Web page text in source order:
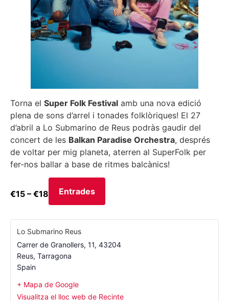
Torna el Super Folk Festival amb una nova edició
plena de sons d’arrel i tonades folklòriques! El 27
d’abril a Lo Submarino de Reus podràs gaudir del
concert de les Balkan Paradise Orchestra, després
de voltar per mig planeta, aterren al SuperFolk per
fer-nos ballar a base de ritmes balcànics!
€15 – €18 Entrades
Lo Submarino Reus
Carrer de Granollers, 11, 43204
Reus, Tarragona
Spain
+ Mapa de Google
Visualitza el lloc web de Recinte